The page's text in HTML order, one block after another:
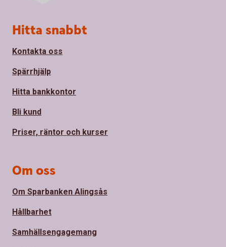
Sidfot
Hitta snabbt
Kontakta oss
Spärrhjälp
Hitta bankkontor
Bli kund
Priser, räntor och kurser
Om oss
Om Sparbanken Alingsås
Hållbarhet
Samhällsengagemang